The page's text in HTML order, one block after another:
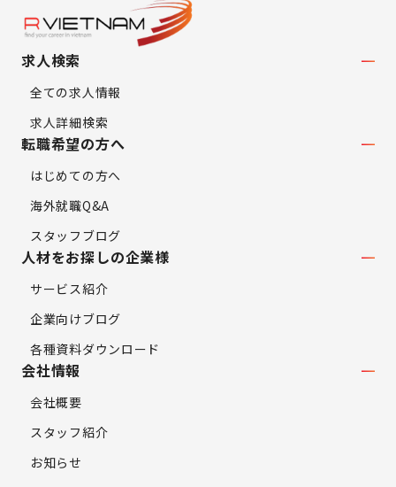
求人検索
全ての求人情報
求人詳細検索
転職希望の方へ
はじめての方へ
海外就職Q&A
スタッフブログ
人材をお探しの企業様
サービス紹介
企業向けブログ
各種資料ダウンロード
会社情報
会社概要
スタッフ紹介
お知らせ